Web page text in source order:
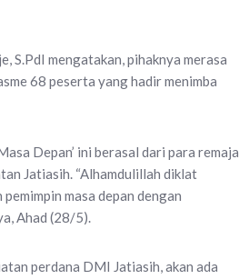
S.PdI mengatakan, pihaknya merasa
68 peserta yang hadir menimba
Depan’ ini berasal dari para remaja
Jatiasih. “Alhamdulillah diklat
masa depan dengan
Ahad (28/5).
perdana DMI Jatiasih, akan ada